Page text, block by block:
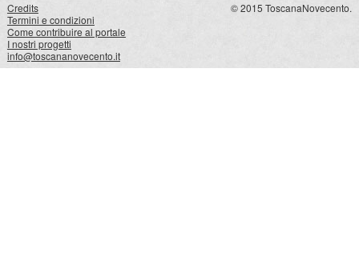
Credits
Termini e condizioni
Come contribuire al portale
I nostri progetti
info@toscananovecento.it
© 2015 ToscanaNovecento.